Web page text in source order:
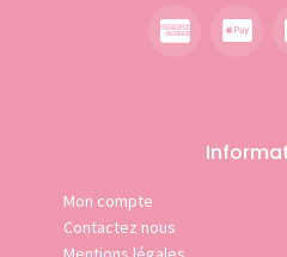
Mon compte
Contactez nous